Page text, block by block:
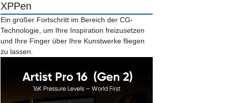
XPPen
Ein großer Fortschritt im Bereich der CG-
Technologie, um Ihre Inspiration freizusetzen
und Ihre Finger über Ihre Kunstwerke fliegen
zu lassen.